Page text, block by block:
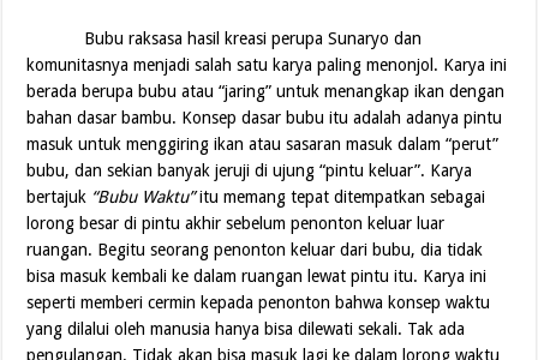
Bubu raksasa hasil kreasi perupa Sunaryo dan
komunitasnya menjadi salah satu karya paling menonjol. Karya ini
berada berupa bubu atau “jaring” untuk menangkap ikan dengan
bahan dasar bambu. Konsep dasar bubu itu adalah adanya pintu
masuk untuk menggiring ikan atau sasaran masuk dalam “perut”
bubu, dan sekian banyak jeruji di ujung “pintu keluar”. Karya
bertajuk “Bubu Waktu”itu memang tepat ditempatkan sebagai
lorong besar di pintu akhir sebelum penonton keluar luar
ruangan. Begitu seorang penonton keluar dari bubu, dia tidak
bisa masuk kembali ke dalam ruangan lewat pintu itu. Karya ini
seperti memberi cermin kepada penonton bahwa konsep waktu
yang dilalui oleh manusia hanya bisa dilewati sekali. Tak ada
pengulangan. Tidak akan bisa masuk lagi ke dalam lorong waktu